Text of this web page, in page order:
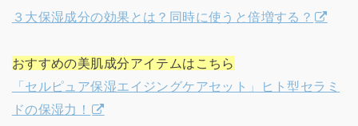
３大保湿成分の効果とは？同時に使うと倍増する？
おすすめの美肌成分アイテムはこちら
「セルピュア保湿エイジングケアセット」ヒト型セラミ
ドの保湿力！